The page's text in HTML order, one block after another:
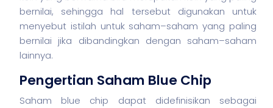
bernilai, sehingga hal tersebut digunakan untuk
menyebut istilah untuk saham–saham yang paling
bernilai jika dibandingkan dengan saham–saham
lainnya.
Pengertian Saham Blue Chip
Saham blue chip dapat didefinisikan sebagai